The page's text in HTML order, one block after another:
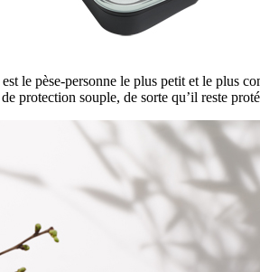
le pèse-personne le plus petit et le plus
protection souple, de sorte qu’il reste